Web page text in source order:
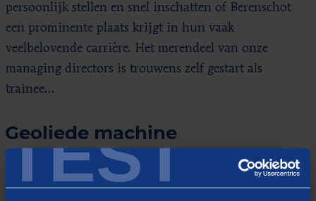
TEST
persoonlijk stellen en snel inschatten of Berenschot
een prominente plaats krijgt in hun vaak
veelbelovende carrière. Het merendeel van onze
managing directors is trouwens zelf gestart als
trainee…
Geoliede machine
Het sollicitatieproces is een geoliede machine. De
draaiboeken liggen klaar, hiring teams staan in de